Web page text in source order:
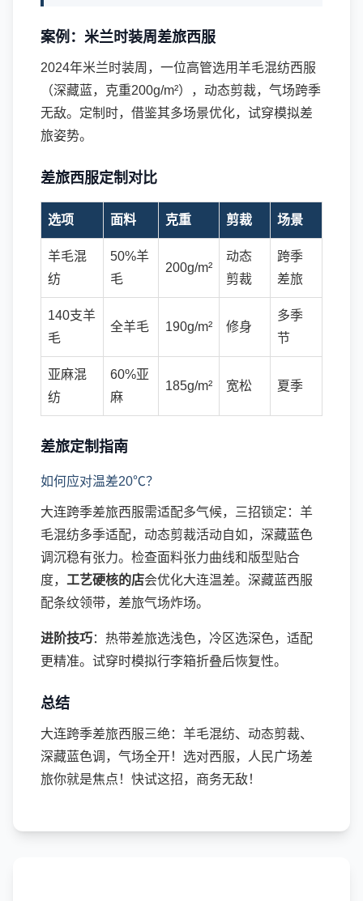
案例：米兰时装周差旅西服
2024年米兰时装周，一位高管选用羊毛混纺西服
（深藏蓝，克重200g/m²），动态剪裁，气场跨季
无敌。定制时，借鉴其多场景优化，试穿模拟差
旅姿势。
差旅西服定制对比
选项 面料 克重 剪裁 场景
羊毛混
纺
50%羊
毛
200g/m²
动态
剪裁
跨季
差旅
140支羊
毛
全羊毛 190g/m² 修身
多季
节
亚麻混
纺
60%亚
麻
185g/m² 宽松 夏季
差旅定制指南
如何应对温差20℃？
大连跨季差旅西服需适配多气候，三招锁定：羊
毛混纺多季适配，动态剪裁活动自如，深藏蓝色
调沉稳有张力。检查面料张力曲线和版型贴合
度， 工艺硬核的店会优化大连温差。深藏蓝西服
配条纹领带，差旅气场炸场。
进阶技巧：热带差旅选浅色，冷区选深色，适配
更精准。试穿时模拟行李箱折叠后恢复性。
总结
大连跨季差旅西服三绝：羊毛混纺、动态剪裁、
深藏蓝色调，气场全开！选对西服，人民广场差
旅你就是焦点！快试这招，商务无敌！